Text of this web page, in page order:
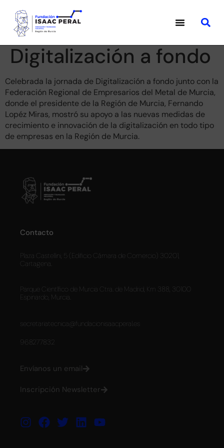
Digitalización a fondo
Celebrada la jornada de Digitalización a fondo junto con la
Federación Regional de Empresarios del Metal de Murcia,
donde el presidente de la Región de Murcia, Fernando
Lopéz Miras, mostró su apoyo a las nuevas medidas de
crecimiento e innovación de la digitalización en todo tipo
de empresas en la Región de Murcia.
Contacto
Plaza Castellini, 5 (Edificio Cámara de Comercio) 30201,
Cartagena.
Parque Científico de Murcia Ctra. de Madrid, Km 388, 30100
Espinardo, Murcia.
secretariatecnica@fundacionisaacperal.es
968277832
Envíanos un email
Inscripción Newsletter